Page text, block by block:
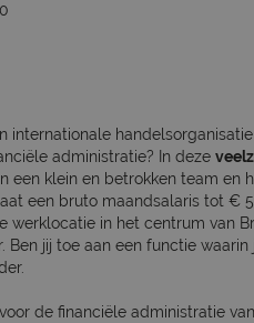
internationale
administratie? In deze
een klein en betrokken team en
een bruto maandsalaris tot €
werklocatie in het centrum van
jij toe aan een functie waarin
de financiële administratie